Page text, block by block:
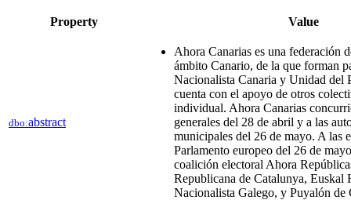
Property Value
dbo:abstract
Ahora Canarias es una federación​
ámbito Canario, de la que forman
Nacionalista Canaria y Unidad del
cuenta con el apoyo de otros
individual.​ Ahora Canarias
generales del 28 de abril y a las
municipales del 26 de mayo. A las
Parlamento europeo del 26 de
coalición electoral Ahora
Republicana de Catalunya,
Nacionalista Galego, y Puyalón de